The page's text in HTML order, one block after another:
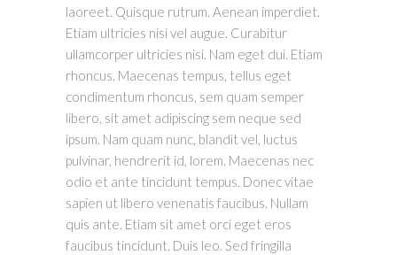
laoreet. Quisque rutrum. Aenean imperdiet.
Etiam ultricies nisi vel augue. Curabitur
ullamcorper ultricies nisi. Nam eget dui. Etiam
rhoncus. Maecenas tempus, tellus eget
condimentum rhoncus, sem quam semper
libero, sit amet adipiscing sem neque sed
ipsum. Nam quam nunc, blandit vel, luctus
pulvinar, hendrerit id, lorem. Maecenas nec
odio et ante tincidunt tempus. Donec vitae
sapien ut libero venenatis faucibus. Nullam
quis ante. Etiam sit amet orci eget eros
faucibus tincidunt. Duis leo. Sed fringilla